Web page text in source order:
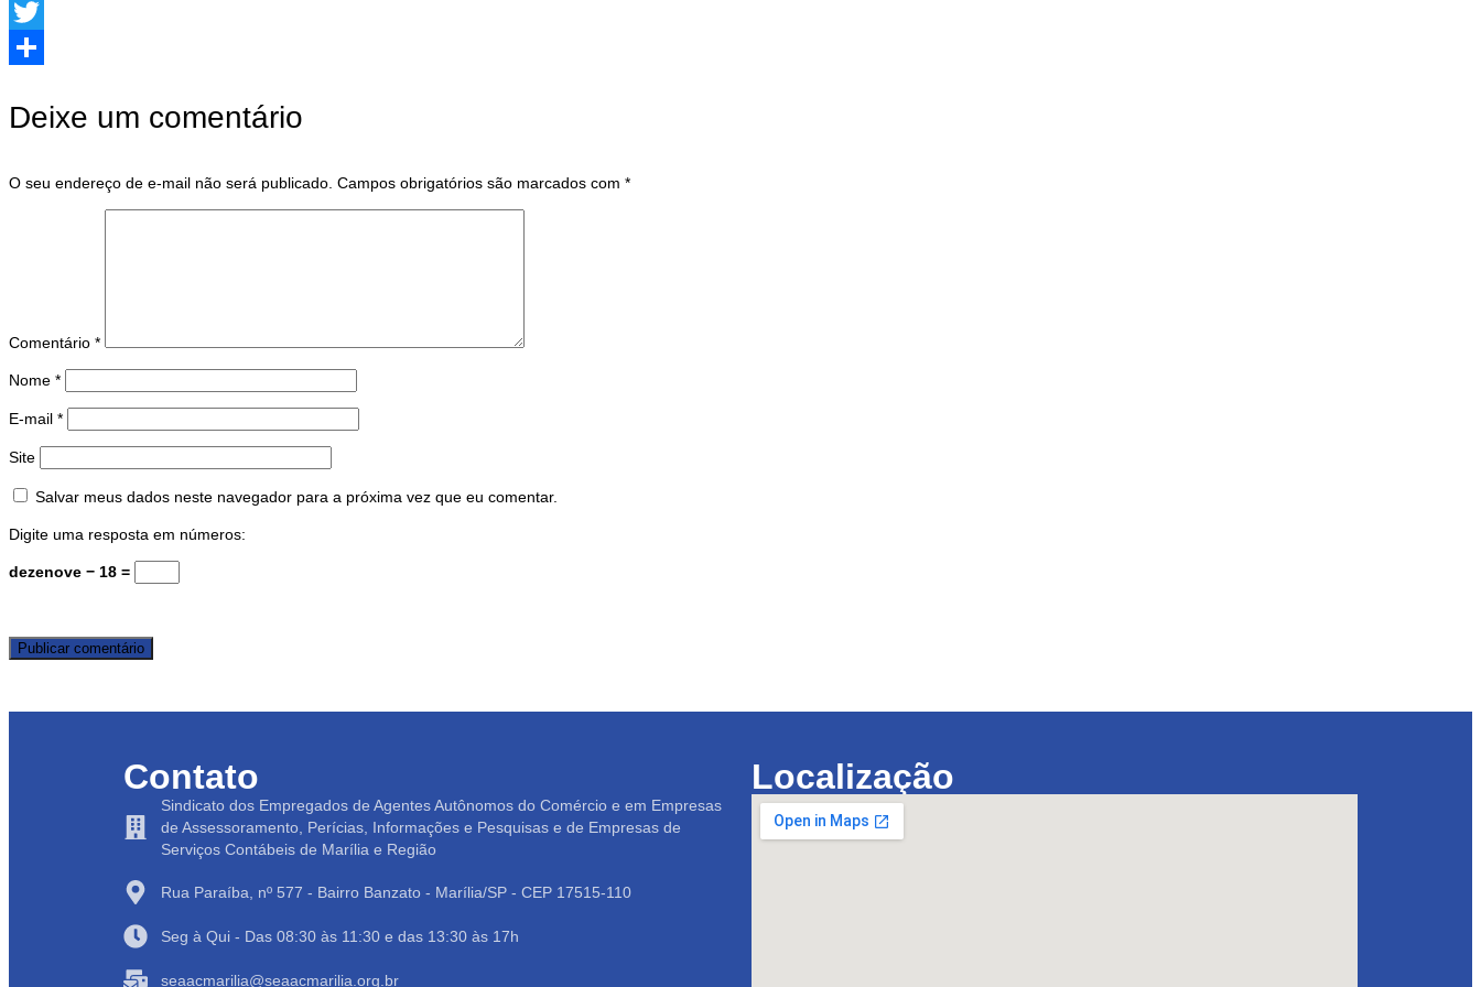
Facebook
Twitter
Deixe um comentário
O seu endereço de e-mail não será publicado. Campos obrigatórios são marcados com *
Comentário *
Nome *
E-mail *
Site
Salvar meus dados neste navegador para a próxima vez que eu comentar.
Digite uma resposta em números:
dezenove − 18 =
Contato
Sindicato dos Empregados de Agentes Autônomos do Comércio e em Empresas
de Assessoramento, Perícias, Informações e Pesquisas e de Empresas de
Serviços Contábeis de Marília e Região
Rua Paraíba, nº 577 - Bairro Banzato - Marília/SP - CEP 17515-110
Seg à Qui - Das 08:30 às 11:30 e das 13:30 às 17h
seaacmarilia@seaacmarilia.org.br
Localização